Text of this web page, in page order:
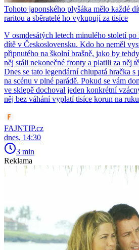
Tohoto japonského plyšáka mělo každé
raritou a sběratelé ho vykupují za tisíce
V osmdesátých letech minulého století
dítě v Československu. Kdo ho neměl
připnutého na školní brašně, jako by
něj stáli nekonečné fronty a platili za něj
Dnes se tato legendární chlupatá hračka
na scénu v plné parádě. Pokud se vám
ve sklepě dochoval jeden konkrétní
něj bez váhání vyplatí tisíce korun na
FAJNTIP.cz
dnes, 14:30
3 min
Reklama